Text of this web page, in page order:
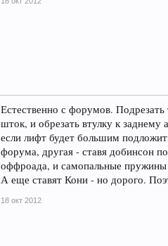
Естественно с форумов.
шток, и обрезать втулку к
если лифт будет большим
форума, другая - ставя добинсон
оффроада, и самопальные
А еще ставят Кони - но дорого.
18 окт 2012